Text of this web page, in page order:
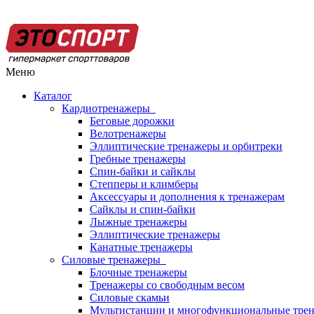
Меню
Каталог
Кардиотренажеры
Беговые дорожки
Велотренажеры
Эллиптические тренажеры и орбитреки
Гребные тренажеры
Спин-байки и сайклы
Степперы и климберы
Аксессуары и дополнения к тренажерам
Сайклы и спин-байки
Лыжные тренажеры
Эллиптические тренажеры
Канатные тренажеры
Силовые тренажеры
Блочные тренажеры
Тренажеры со свободным весом
Силовые скамьи
Мультистанции и многофункциональные